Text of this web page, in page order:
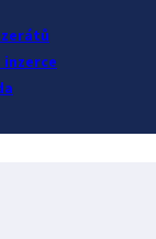
inzerce